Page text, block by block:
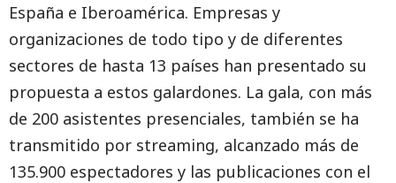
España e Iberoamérica. Empresas y
organizaciones de todo tipo y de diferentes
sectores de hasta 13 países han presentado su
propuesta a estos galardones. La gala, con más
de 200 asistentes presenciales, también se ha
transmitido por streaming, alcanzado más de
135.900 espectadores y las publicaciones con el